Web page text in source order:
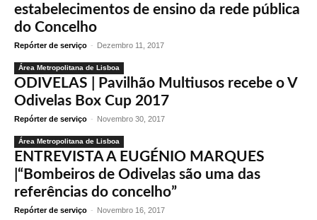
estabelecimentos de ensino da rede pública
do Concelho
Repórter de serviço - Dezembro 11, 2017
Área Metropolitana de Lisboa
ODIVELAS | Pavilhão Multiusos recebe o V
Odivelas Box Cup 2017
Repórter de serviço - Novembro 30, 2017
Área Metropolitana de Lisboa
ENTREVISTA A EUGÉNIO MARQUES
|“Bombeiros de Odivelas são uma das
referências do concelho”
Repórter de serviço - Novembro 16, 2017